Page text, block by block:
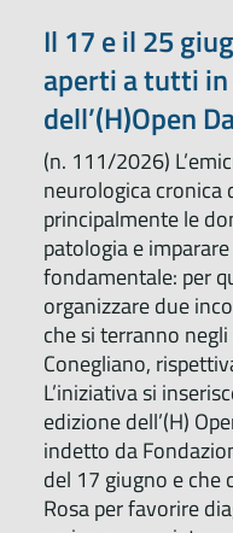
Il 17 e il 25
aperti a tutti in
dell’(H)Open
(n. 111/2026)
neurologica cronica
principalmente le
patologia e
fondamentale: per
organizzare due
che si terranno
Conegliano,
L’iniziativa si
edizione dell’(H)
indetto da
del 17 giugno e che
Rosa per favorire